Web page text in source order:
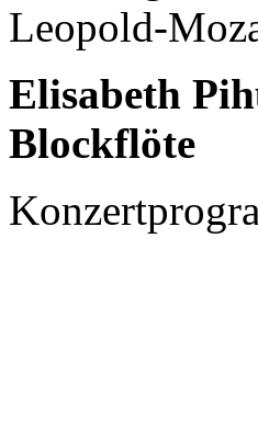
Leopold-
Elisabeth
Blockflöte